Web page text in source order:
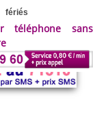
fériés
téléphone sans